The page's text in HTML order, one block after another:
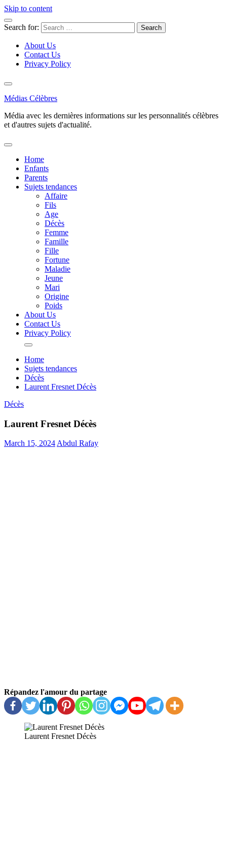
Skip to content
Search for:
About Us
Contact Us
Privacy Policy
Médias Célèbres
Média avec les dernières informations sur les personnalités célèbres
et d'autres sujets d'actualité.
Home
Enfants
Parents
Sujets tendances
Affaire
Fils
Age
Décès
Femme
Famille
Fille
Fortune
Maladie
Jeune
Mari
Origine
Poids
About Us
Contact Us
Privacy Policy
Home
Sujets tendances
Décès
Laurent Fresnet Décès
Décès
Laurent Fresnet Décès
March 15, 2024Abdul Rafay
Répandez l'amour du partage
Laurent Fresnet Décès